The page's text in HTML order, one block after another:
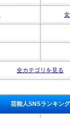
全カテゴリを見る
芸能人SNSランキング